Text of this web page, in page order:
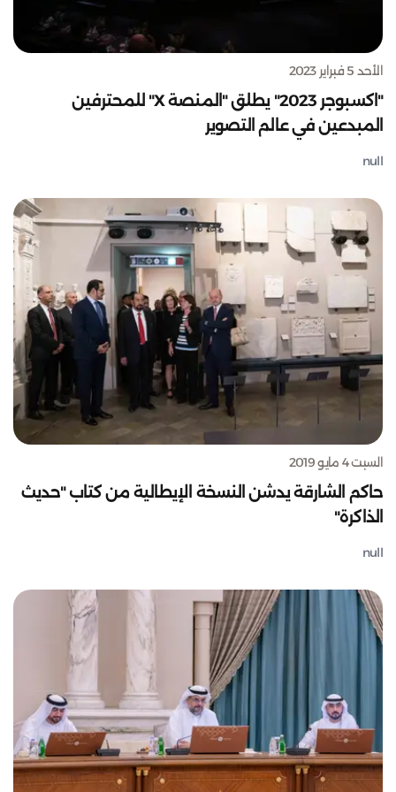
الأحد 5 فبراير 2023
"اكسبوجر 2023" يطلق "المنصة X" للمحترفين
المبدعين في عالم التصوير
null
السبت 4 مايو 2019
حاكم الشارقة يدشن النسخة الإيطالية من كتاب "حديث
الذاكرة"
null